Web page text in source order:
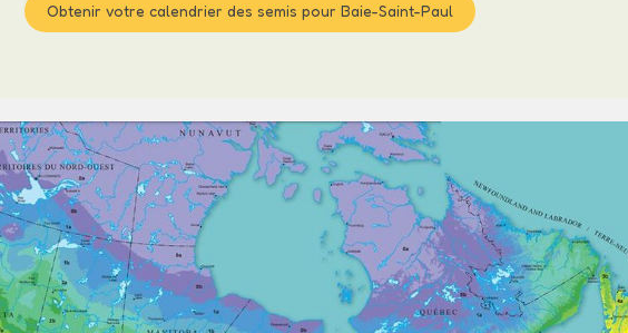
Obtenir votre calendrier des semis pour Baie-Saint-Paul